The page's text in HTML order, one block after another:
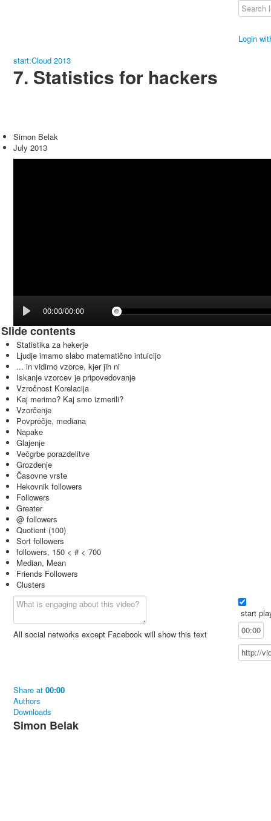
Login
start:Cloud 2013
7. Statistics for hackers
Simon Belak
July 2013
00:00/00:00
Slide contents
Statistika za hekerje
Ljudje imamo slabo matematično intuicijo
... in vidimo vzorce, kjer jih ni
Iskanje vzorcev je pripovedovanje
Vzročnost Korelacija
Kaj merimo? Kaj smo izmerili?
Vzorčenje
Povprečje, mediana
Napake
Glajenje
Večgrbe porazdelitve
Grozdenje
Časovne vrste
Hekovnik followers
Followers
Greater
@ followers
Quotient (100)
Sort followers
followers, 150 < # < 700
Median, Mean
Friends Followers
Clusters
All social networks except Facebook will show this text
start
Share at 00:00
Authors
Downloads
Simon Belak